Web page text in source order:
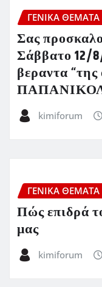
ΓΕΝΙΚΑ ΘΕΜΑΤΑ
Σας
Σάββατο 12/
βεραντα “της
kimiforum
ΓΕΝΙΚΑ ΘΕΜΑΤΑ
Πώς επιδρά
μας
kimiforum